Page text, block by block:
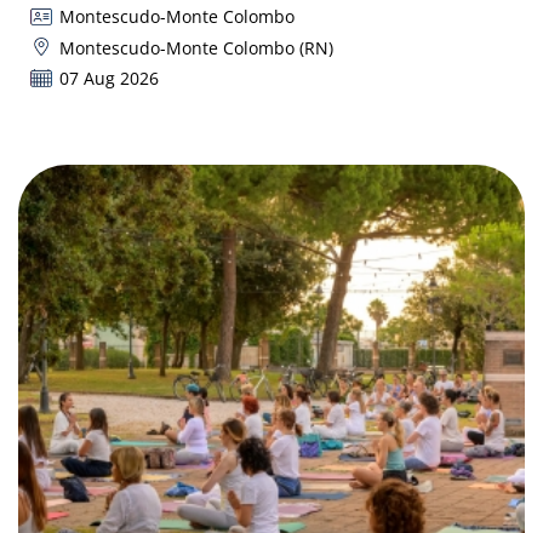
Montescudo-Monte Colombo
Montescudo-Monte Colombo (RN)
07 Aug 2026